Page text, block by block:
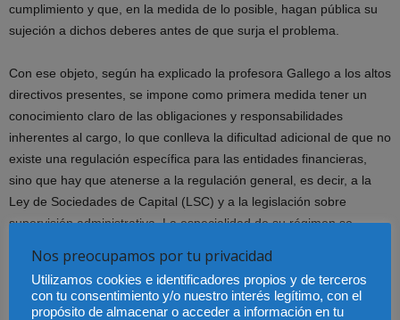
cumplimiento y que, en la medida de lo posible, hagan pública su
sujeción a dichos deberes antes de que surja el problema.
Con ese objeto, según ha explicado la profesora Gallego a los altos
directivos presentes, se impone como primera medida tener un
conocimiento claro de las obligaciones y responsabilidades
inherentes al cargo, lo que conlleva la dificultad adicional de que no
existe una regulación específica para las entidades financieras,
sino que hay que atenerse a la regulación general, es decir, a la
Ley de Sociedades de Capital (LSC) y a la legislación sobre
supervisión administrativa. La especialidad de su régimen se
responsabilidad, en concreto, en los deberes del administrador y,
sobre todo, en que el contenido de los deberes que enuncia la LSC
–el deber de diligencia y el deber de lealtad- , está determinado en
Nos preocupamos por tu privacidad
Utilizamos cookies e identificadores propios y de terceros
con tu consentimiento y/o nuestro interés legítimo, con el
propósito de almacenar o acceder a información en tu